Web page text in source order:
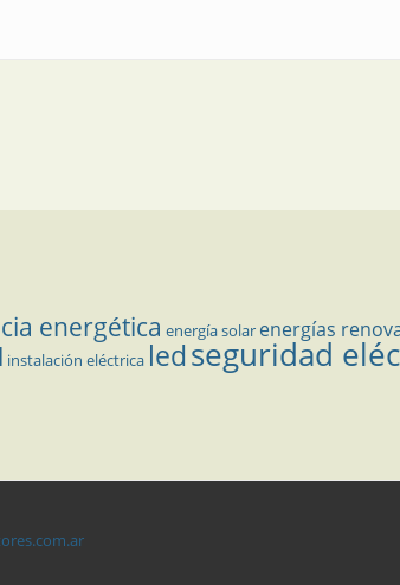
energética energía solar energías
instalación eléctrica ledseguridad